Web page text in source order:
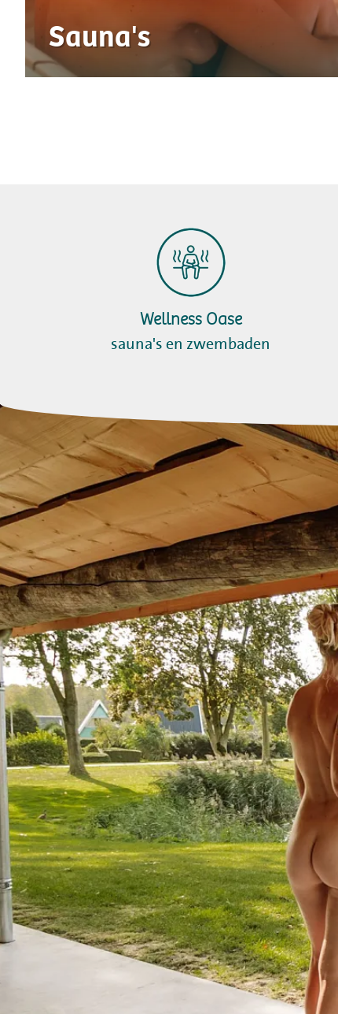
Sauna's
Wellness Oase
sauna's en zwembaden